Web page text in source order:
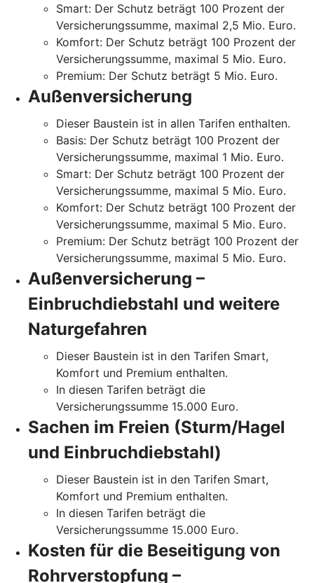
Smart: Der Schutz beträgt 100 Prozent der
Versicherungssumme, maximal 2,5 Mio. Euro.
Komfort: Der Schutz beträgt 100 Prozent der
Versicherungssumme, maximal 5 Mio. Euro.
Premium: Der Schutz beträgt 5 Mio. Euro.
Außenversicherung
Dieser Baustein ist in allen Tarifen enthalten.
Basis: Der Schutz beträgt 100 Prozent der
Versicherungssumme, maximal 1 Mio. Euro.
Smart: Der Schutz beträgt 100 Prozent der
Versicherungssumme, maximal 5 Mio. Euro.
Komfort: Der Schutz beträgt 100 Prozent der
Versicherungssumme, maximal 5 Mio. Euro.
Premium: Der Schutz beträgt 100 Prozent der
Versicherungssumme, maximal 5 Mio. Euro.
Außenversicherung –
Einbruchdiebstahl und weitere
Naturgefahren
Dieser Baustein ist in den Tarifen Smart,
Komfort und Premium enthalten.
In diesen Tarifen beträgt die
Versicherungssumme 15.000 Euro.
Sachen im Freien (Sturm/Hagel
und Einbruchdiebstahl)
Dieser Baustein ist in den Tarifen Smart,
Komfort und Premium enthalten.
In diesen Tarifen beträgt die
Versicherungssumme 15.000 Euro.
Kosten für die Beseitigung von
Rohrverstopfung –